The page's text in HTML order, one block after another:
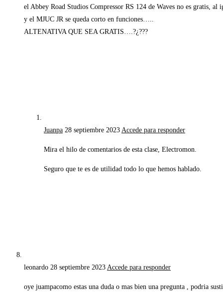
el Abbey Road Studios Compressor RS 124 de Waves no es gratis,
y el MJUC JR se queda corto en funciones…..
ALTENATIVA QUE SEA GRATIS….?¿???
Juanpa 28 septiembre 2023 Accede para responder
Mira el hilo de comentarios de esta clase, Electromon.
Seguro que te es de utilidad todo lo que hemos hablado.
leonardo 28 septiembre 2023 Accede para responder
oye juampacomo estas una duda o mas bien una pregunta , podria